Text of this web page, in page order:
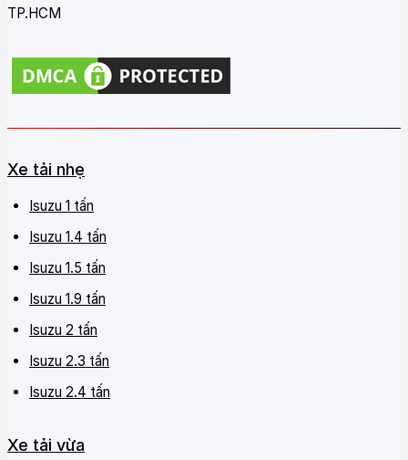
TP.HCM
Xe tải nhẹ
Isuzu 1 tấn
Isuzu 1.4 tấn
Isuzu 1.5 tấn
Isuzu 1.9 tấn
Isuzu 2 tấn
Isuzu 2.3 tấn
Isuzu 2.4 tấn
Xe tải vừa